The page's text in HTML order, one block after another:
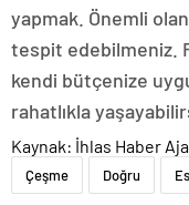
yapmak. Önemli
tespit edebilmeniz.
kendi bütçenize
rahatlıkla
Kaynak: İhlas Haber
Çeşme Doğru